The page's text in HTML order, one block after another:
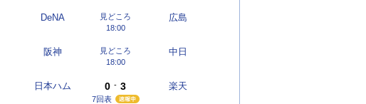
DeNA 広島
18:00
見どころ
阪神 中日
18:00
見どころ
日本ハム 楽天
7回表
0 - 3